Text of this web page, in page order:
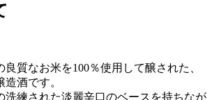
質なお米を100％使用して醸された、
酒です。
洗練された淡麗辛口のベースを持ちなが